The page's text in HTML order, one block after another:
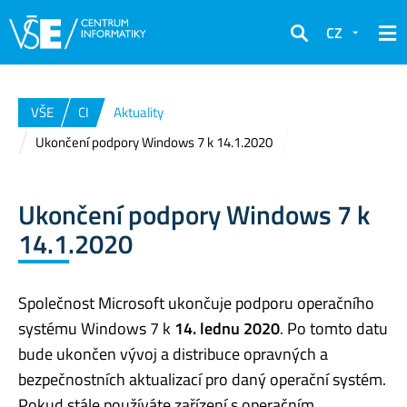
Hledat
CZ
VŠE CI
Aktuality
Ukončení podpory Windows 7 k 14.1.2020
Ukončení podpory Windows 7 k
14.1.2020
Společnost Microsoft ukončuje podporu operačního
systému Windows 7 k 14. lednu 2020. Po tomto datu
bude ukončen vývoj a distribuce opravných a
bezpečnostních aktualizací pro daný operační systém.